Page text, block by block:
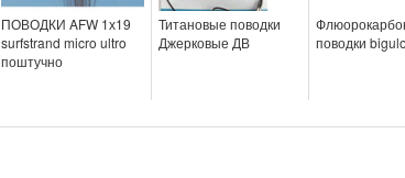
ПОВОДКИ AFW 1х19
surfstrand micro ultro
поштучно
Титановые поводки
Джерковые ДВ
поводки